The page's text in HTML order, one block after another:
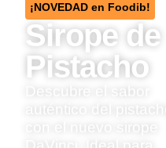
¡NOVEDAD en Foodib!
Sirope de
Pistacho
auténtico del pistacho